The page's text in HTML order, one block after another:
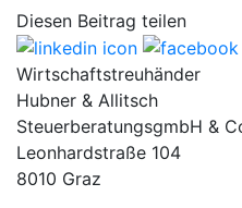
Diesen Beitrag teilen
Wirtschaftstreuhänder
Hubner & Allitsch
SteuerberatungsgmbH &
Leonhardstraße 104
8010 Graz